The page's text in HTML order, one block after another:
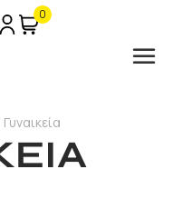
0
Γυναικεία